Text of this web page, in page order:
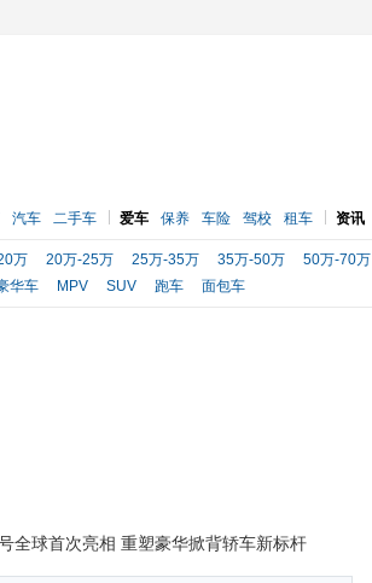
汽车 二手车 爱车 保养 车险 驾校 租车 资讯
万 20万-25万 25万-35万 35万-50万
50万-70万
华车 MPV SUV 跑车 面包车
全球首次亮相 重塑豪华掀背轿车新标杆